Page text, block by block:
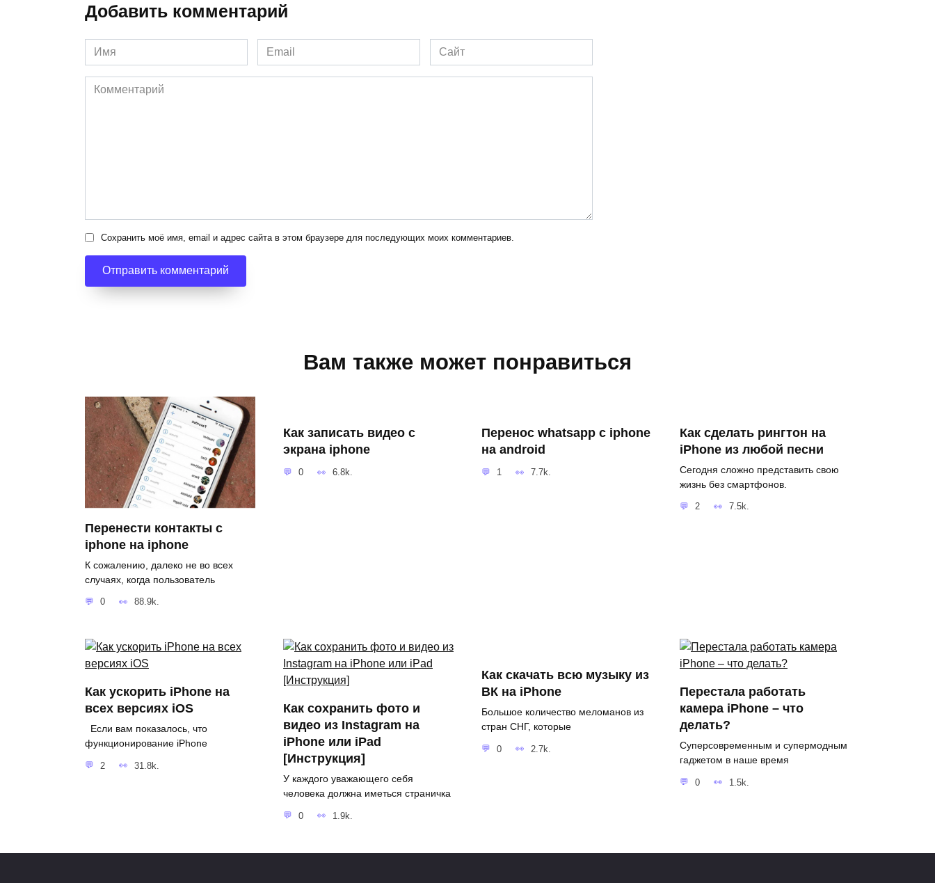
Добавить комментарий
Имя
*
Email
*
Сайт
Комментарий
Сохранить моё имя, email и адрес сайта в этом браузере для последующих моих комментариев.
Вам также может понравиться
Перенести контакты с
iphone на iphone
К сожалению, далеко не во всех
случаях, когда пользователь
0 88.9k.
Как записать видео с
экрана iphone
0 6.8k.
Перенос whatsapp с iphone
на android
1 7.7k.
Как сделать рингтон на
iPhone из любой песни
Сегодня сложно представить свою
жизнь без смартфонов.
2 7.5k.
Как ускорить iPhone на
всех версиях iOS
Если вам показалось, что
функционирование iPhone
2 31.8k.
Как сохранить фото и
видео из Instagram на
iPhone или iPad
[Инструкция]
У каждого уважающего себя
человека должна иметься страничка
0 1.9k.
Как скачать всю музыку из
ВК на iPhone
Большое количество меломанов из
стран СНГ, которые
0 2.7k.
Перестала работать
камера iPhone – что
делать?
Суперсовременным и супермодным
гаджетом в наше время
0 1.5k.